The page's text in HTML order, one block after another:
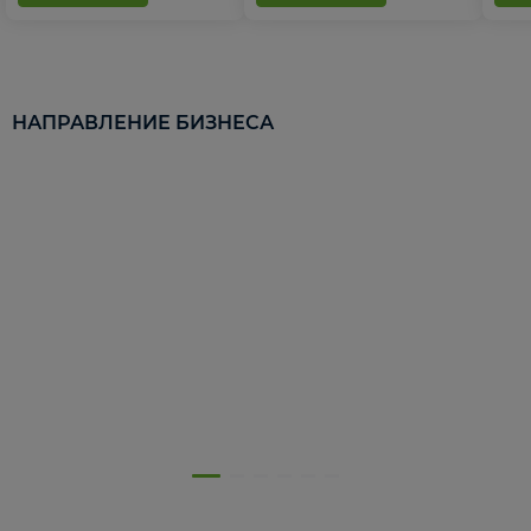
НАПРАВЛЕНИЕ БИЗНЕСА